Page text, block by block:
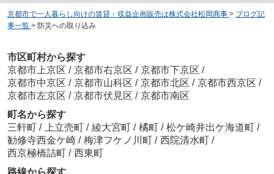
京都市で一人暮らし向けの賃貸・収益企画販売は株式会社松岡商事 > ブログ記
事一覧 > 防災への取り込み
市区町村から探す
京都市上京区 / 京都市右京区 / 京都市下京区 /
京都市中京区 / 京都市山科区 / 京都市北区 / 京都市西京区 /
京都市左京区 / 京都市伏見区 / 京都市南区
町名から探す
三軒町 / 上立売町 / 綾大宮町 / 橘町 / 松ケ崎井出ケ海道町 /
勧修寺西金ケ崎 / 梅津フケノ川町 / 西院清水町 /
西京極橋詰町 / 西東町
路線から探す